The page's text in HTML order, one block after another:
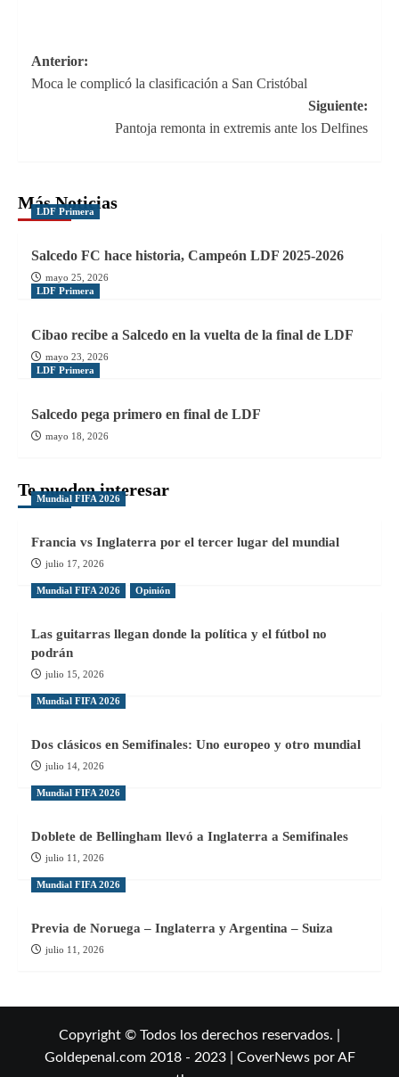
Navegación
de
entradas
Anterior:
Moca le complicó la clasificación a San Cristóbal
Siguiente:
Pantoja remonta in extremis ante los Delfines
Más Noticias
LDF Primera
Salcedo FC hace historia, Campeón LDF 2025-2026
mayo 25, 2026
LDF Primera
Cibao recibe a Salcedo en la vuelta de la final de LDF
mayo 23, 2026
LDF Primera
Salcedo pega primero en final de LDF
mayo 18, 2026
Te pueden interesar
Mundial FIFA 2026
Francia vs Inglaterra por el tercer lugar del mundial
julio 17, 2026
Mundial FIFA 2026 Opinión
Las guitarras llegan donde la política y el fútbol no
podrán
julio 15, 2026
Mundial FIFA 2026
Dos clásicos en Semifinales: Uno europeo y otro mundial
julio 14, 2026
Mundial FIFA 2026
Doblete de Bellingham llevó a Inglaterra a Semifinales
julio 11, 2026
Mundial FIFA 2026
Previa de Noruega – Inglaterra y Argentina – Suiza
julio 11, 2026
Copyright © Todos los derechos reservados. |
Goldepenal.com 2018 - 2023
CoverNewspor AF